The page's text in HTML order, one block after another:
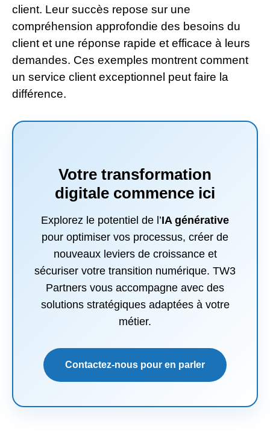
client. Leur succès repose sur une
compréhension approfondie des besoins du
client et une réponse rapide et efficace à leurs
demandes. Ces exemples montrent comment
un service client exceptionnel peut faire la
différence.
Votre transformation
digitale commence ici
Explorez le potentiel de l’IA générative
pour optimiser vos processus, créer de
nouveaux leviers de croissance et
sécuriser votre transition numérique. TW3
Partners vous accompagne avec des
solutions stratégiques adaptées à votre
métier.
Contactez-nous pour en parler